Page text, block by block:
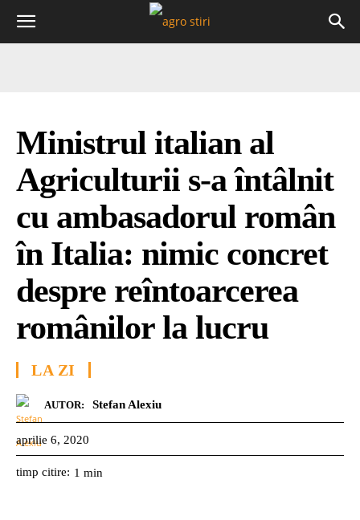
Ministrul italian al
Agriculturii s-a întâlnit
cu ambasadorul român
în Italia: nimic concret
despre reîntoarcerea
românilor la lucru
LA ZI
AUTOR: Stefan Alexiu
aprilie 6, 2020
timp citire: 1 min